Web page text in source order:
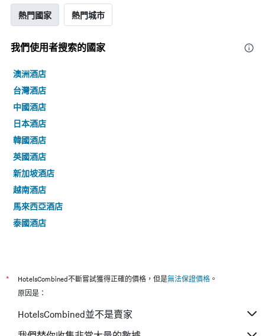
熱門國家 熱門城市
我們使用者搜索的國家
澳洲酒店
台灣酒店
中國酒店
日本酒店
韓國酒店
英國酒店
新加坡酒店
越南酒店
馬來西亞酒店
泰國酒店
* HotelsCombined不斷嘗試獲得正確的價格，但是無法保證價格 。
原因是：
HotelsCombined並不是賣家